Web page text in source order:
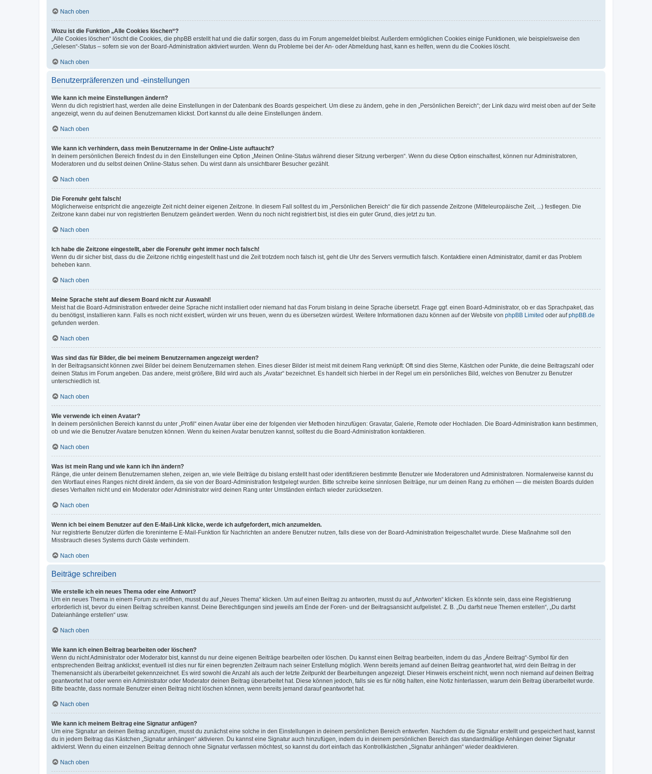
Nach oben
Wozu ist die Funktion „Alle Cookies löschen“?
„Alle Cookies löschen“ löscht die Cookies, die phpBB erstellt hat und die dafür sorgen, dass du im Forum angemeldet bleibst. Außerdem ermöglichen Cookies einige Funktionen, wie beispielsweise den
„Gelesen“-Status – sofern sie von der Board-Administration aktiviert wurden. Wenn du Probleme bei der An- oder Abmeldung hast, kann es helfen, wenn du die Cookies löscht.
Nach oben
Benutzerpräferenzen und -einstellungen
Wie kann ich meine Einstellungen ändern?
Wenn du dich registriert hast, werden alle deine Einstellungen in der Datenbank des Boards gespeichert. Um diese zu ändern, gehe in den „Persönlichen Bereich“; der Link dazu wird meist oben auf der Seite
angezeigt, wenn du auf deinen Benutzernamen klickst. Dort kannst du alle deine Einstellungen ändern.
Nach oben
Wie kann ich verhindern, dass mein Benutzername in der Online-Liste auftaucht?
In deinem persönlichen Bereich findest du in den Einstellungen eine Option „Meinen Online-Status während dieser Sitzung verbergen“. Wenn du diese Option einschaltest, können nur Administratoren,
Moderatoren und du selbst deinen Online-Status sehen. Du wirst dann als unsichtbarer Besucher gezählt.
Nach oben
Die Forenuhr geht falsch!
Möglicherweise entspricht die angezeigte Zeit nicht deiner eigenen Zeitzone. In diesem Fall solltest du im „Persönlichen Bereich“ die für dich passende Zeitzone (Mitteleuropäische Zeit, ...) festlegen. Die
Zeitzone kann dabei nur von registrierten Benutzern geändert werden. Wenn du noch nicht registriert bist, ist dies ein guter Grund, dies jetzt zu tun.
Nach oben
Ich habe die Zeitzone eingestellt, aber die Forenuhr geht immer noch falsch!
Wenn du dir sicher bist, dass du die Zeitzone richtig eingestellt hast und die Zeit trotzdem noch falsch ist, geht die Uhr des Servers vermutlich falsch. Kontaktiere einen Administrator, damit er das Problem
beheben kann.
Nach oben
Meine Sprache steht auf diesem Board nicht zur Auswahl!
Meist hat die Board-Administration entweder deine Sprache nicht installiert oder niemand hat das Forum bislang in deine Sprache übersetzt. Frage ggf. einen Board-Administrator, ob er das Sprachpaket, das
du benötigst, installieren kann. Falls es noch nicht existiert, würden wir uns freuen, wenn du es übersetzen würdest. Weitere Informationen dazu können auf der Website von phpBB Limited oder aufphpBB.de
gefunden werden.
Nach oben
Was sind das für Bilder, die bei meinem Benutzernamen angezeigt werden?
In der Beitragsansicht können zwei Bilder bei deinem Benutzernamen stehen. Eines dieser Bilder ist meist mit deinem Rang verknüpft: Oft sind dies Sterne, Kästchen oder Punkte, die deine Beitragszahl oder
deinen Status im Forum angeben. Das andere, meist größere, Bild wird auch als „Avatar“ bezeichnet. Es handelt sich hierbei in der Regel um ein persönliches Bild, welches von Benutzer zu Benutzer
unterschiedlich ist.
Nach oben
Wie verwende ich einen Avatar?
In deinem persönlichen Bereich kannst du unter „Profil“ einen Avatar über eine der folgenden vier Methoden hinzufügen: Gravatar, Galerie, Remote oder Hochladen. Die Board-Administration kann bestimmen,
ob und wie die Benutzer Avatare benutzen können. Wenn du keinen Avatar benutzen kannst, solltest du die Board-Administration kontaktieren.
Nach oben
Was ist mein Rang und wie kann ich ihn ändern?
Ränge, die unter deinem Benutzernamen stehen, zeigen an, wie viele Beiträge du bislang erstellt hast oder identifizieren bestimmte Benutzer wie Moderatoren und Administratoren. Normalerweise kannst du
den Wortlaut eines Ranges nicht direkt ändern, da sie von der Board-Administration festgelegt wurden. Bitte schreibe keine sinnlosen Beiträge, nur um deinen Rang zu erhöhen — die meisten Boards dulden
dieses Verhalten nicht und ein Moderator oder Administrator wird deinen Rang unter Umständen einfach wieder zurücksetzen.
Nach oben
Wenn ich bei einem Benutzer auf den E-Mail-Link klicke, werde ich aufgefordert, mich anzumelden.
Nur registrierte Benutzer dürfen die foreninterne E-Mail-Funktion für Nachrichten an andere Benutzer nutzen, falls diese von der Board-Administration freigeschaltet wurde. Diese Maßnahme soll den
Missbrauch dieses Systems durch Gäste verhindern.
Nach oben
Beiträge schreiben
Wie erstelle ich ein neues Thema oder eine Antwort?
Um ein neues Thema in einem Forum zu eröffnen, musst du auf „Neues Thema“ klicken. Um auf einen Beitrag zu antworten, musst du auf „Antworten“ klicken. Es könnte sein, dass eine Registrierung
erforderlich ist, bevor du einen Beitrag schreiben kannst. Deine Berechtigungen sind jeweils am Ende der Foren- und der Beitragsansicht aufgelistet. Z. B. „Du darfst neue Themen erstellen“, „Du darfst
Dateianhänge erstellen“ usw.
Nach oben
Wie kann ich einen Beitrag bearbeiten oder löschen?
Wenn du nicht Administrator oder Moderator bist, kannst du nur deine eigenen Beiträge bearbeiten oder löschen. Du kannst einen Beitrag bearbeiten, indem du das „Ändere Beitrag“-Symbol für den
entsprechenden Beitrag anklickst; eventuell ist dies nur für einen begrenzten Zeitraum nach seiner Erstellung möglich. Wenn bereits jemand auf deinen Beitrag geantwortet hat, wird dein Beitrag in der
Themenansicht als überarbeitet gekennzeichnet. Es wird sowohl die Anzahl als auch der letzte Zeitpunkt der Bearbeitungen angezeigt. Dieser Hinweis erscheint nicht, wenn noch niemand auf deinen Beitrag
geantwortet hat oder wenn ein Administrator oder Moderator deinen Beitrag überarbeitet hat. Diese können jedoch, falls sie es für nötig halten, eine Notiz hinterlassen, warum dein Beitrag überarbeitet wurde.
Bitte beachte, dass normale Benutzer einen Beitrag nicht löschen können, wenn bereits jemand darauf geantwortet hat.
Nach oben
Wie kann ich meinem Beitrag eine Signatur anfügen?
Um eine Signatur an deinen Beitrag anzufügen, musst du zunächst eine solche in den Einstellungen in deinem persönlichen Bereich entwerfen. Nachdem du die Signatur erstellt und gespeichert hast, kannst
du in jedem Beitrag das Kästchen „Signatur anhängen“ aktivieren. Du kannst eine Signatur auch hinzufügen, indem du in deinem persönlichen Bereich das standardmäßige Anhängen deiner Signatur
aktivierst. Wenn du einen einzelnen Beitrag dennoch ohne Signatur verfassen möchtest, so kannst du dort einfach das Kontrollkästchen „Signatur anhängen“ wieder deaktivieren.
Nach oben